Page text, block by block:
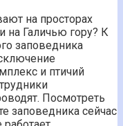
на просторах
на Галичью гору? К
заповедника
и птичий
Посмотреть
заповедника сейчас